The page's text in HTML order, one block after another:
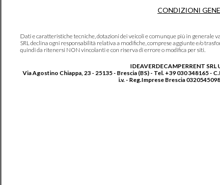
CONDIZIONI
Dati e caratteristiche tecniche, dotazioni dei veicoli e comunque più in generale
SRL declina ogni responsabilità relativa a modifiche, comprese aggiunte e/o
quindi da ritenersi NON vincolanti e con riserva di errore o modifica per siti.
IDEAVERDECAMPERRENT SRL
Via Agostino Chiappa, 23 - 25135 - Brescia (BS) - Tel. +39 030 348165 -
i.v. - Reg.Imprese Brescia